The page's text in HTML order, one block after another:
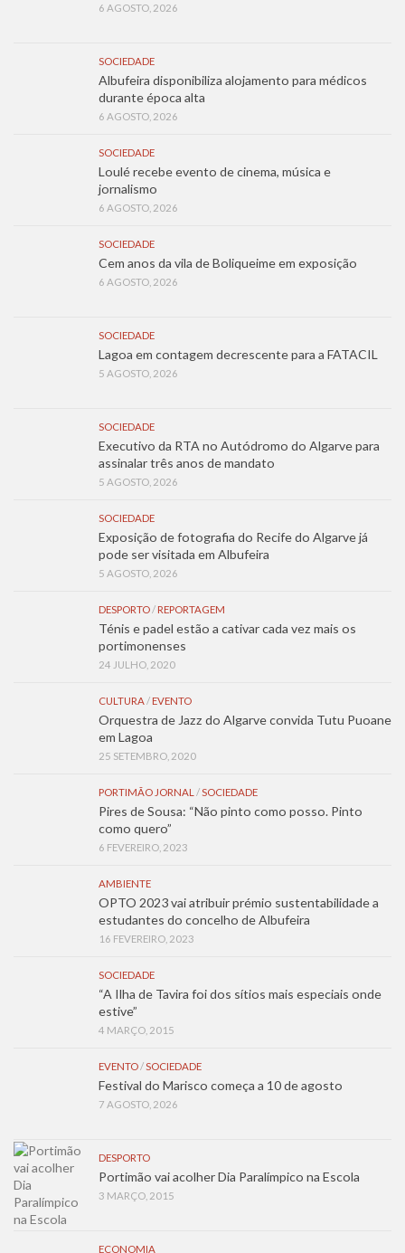
6 AGOSTO, 2026
SOCIEDADE
Albufeira disponibiliza alojamento para médicos
durante época alta
6 AGOSTO, 2026
SOCIEDADE
Loulé recebe evento de cinema, música e
jornalismo
6 AGOSTO, 2026
SOCIEDADE
Cem anos da vila de Boliqueime em exposição
6 AGOSTO, 2026
SOCIEDADE
Lagoa em contagem decrescente para a FATACIL
5 AGOSTO, 2026
SOCIEDADE
Executivo da RTA no Autódromo do Algarve para
assinalar três anos de mandato
5 AGOSTO, 2026
SOCIEDADE
Exposição de fotografia do Recife do Algarve já
pode ser visitada em Albufeira
5 AGOSTO, 2026
DESPORTO/ REPORTAGEM
Ténis e padel estão a cativar cada vez mais os
portimonenses
24 JULHO, 2020
CULTURA/ EVENTO
Orquestra de Jazz do Algarve convida Tutu Puoane
em Lagoa
25 SETEMBRO, 2020
PORTIMÃO JORNAL /SOCIEDADE
Pires de Sousa: “Não pinto como posso. Pinto
como quero”
6 FEVEREIRO, 2023
AMBIENTE
OPTO 2023 vai atribuir prémio sustentabilidade a
estudantes do concelho de Albufeira
16 FEVEREIRO, 2023
SOCIEDADE
“A Ilha de Tavira foi dos sítios mais especiais onde
estive”
4 MARÇO, 2015
EVENTO/SOCIEDADE
Festival do Marisco começa a 10 de agosto
7 AGOSTO, 2026
DESPORTO
Portimão vai acolher Dia Paralímpico na Escola
3 MARÇO, 2015
ECONOMIA